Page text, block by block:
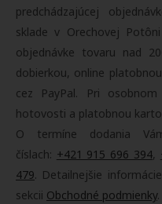
predchádzajúcej
sklade v Orechovej
objednávke tovaru nad
dobierkou, online
cez PayPal. Pri
hotovosti a platobnou
O termíne dodania
číslach: +421 915 696 394,
479. Detailnejšie
sekcii Obchodné podmienky.